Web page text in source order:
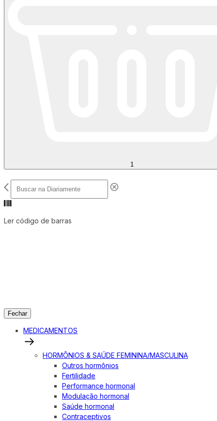
1
Ler código de barras
Fechar
MEDICAMENTOS
HORMÔNIOS & SAÚDE FEMININA/MASCULINA
Outros hormônios
Fertilidade
Performance hormonal
Modulação hormonal
Saúde hormonal
Contraceptivos